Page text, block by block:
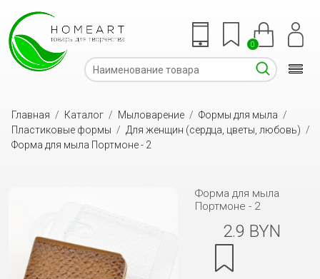
0
Главная / Каталог / Мыловарение / Формы для мыла /
Пластиковые формы / Для женщин (сердца, цветы, любовь) /
Форма для мыла Портмоне - 2
Форма для мыла
Портмоне - 2
2.9 BYN